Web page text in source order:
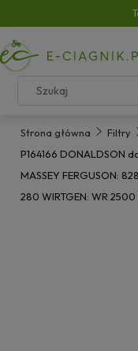
Strona główna Filtry
P164166 DONALDSON
MASSEY FERGUSON:
280 WIRTGEN: WR